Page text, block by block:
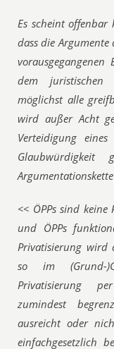
Es scheint offenbar
dass die Argumente
dem juristischen
möglichst alle
wird außer Acht
Verteidigung
<< ÖPPs sind
und ÖPPs
Privatisierung wird
so im (Grund-
Privatisierung
zumindest
ausreicht oder
einfachgesetzlich